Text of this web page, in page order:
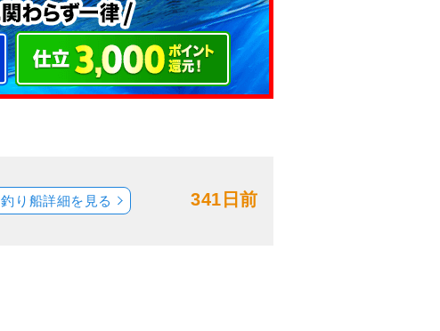
341日前
釣り船詳細を見る